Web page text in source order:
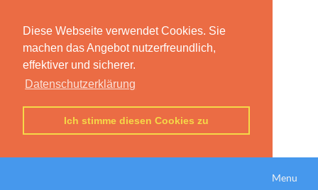
Diese Webseite verwendet Cookies. Sie
machen das Angebot nutzerfreundlich,
effektiver und sicherer.
Datenschutzerklärung
Ich stimme diesen Cookies zu
Menu